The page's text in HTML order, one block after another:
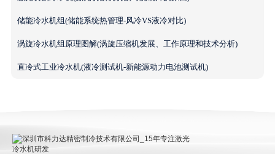
储能冷水机组(储能系统热管理-风冷VS液冷对比)
涡旋冷水机组原理图解(涡旋压缩机发展、工作原理和技术分析)
直冷式工业冷水机(液冷测试机-新能源动力电池测试机)